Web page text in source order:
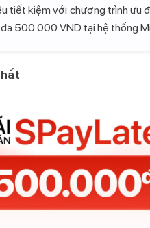
tiết kiệm với chương trình ưu
500.000 VND tại hệ thống